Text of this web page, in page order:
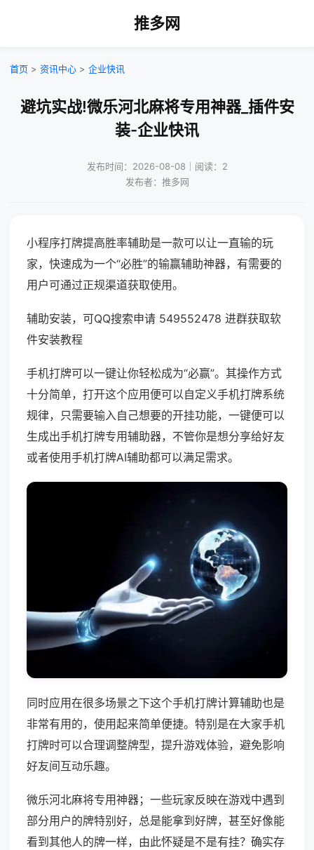
推多网
首页 > 资讯中心 > 企业快讯
避坑实战!微乐河北麻将专用神器_插件安
装-企业快讯
发布时间：2026-08-08｜阅读：2
发布者：推多网
小程序打牌提高胜率辅助是一款可以让一直输的玩
家，快速成为一个“必胜”的输赢辅助神器，有需要的
用户可通过正规渠道获取使用。
辅助安装，可QQ搜索申请 549552478 进群获取软
件安装教程
手机打牌可以一键让你轻松成为“必赢”。其操作方式
十分简单，打开这个应用便可以自定义手机打牌系统
规律，只需要输入自己想要的开挂功能，一键便可以
生成出手机打牌专用辅助器，不管你是想分享给好友
或者使用手机打牌AI辅助都可以满足需求。
同时应用在很多场景之下这个手机打牌计算辅助也是
非常有用的，使用起来简单便捷。特别是在大家手机
打牌时可以合理调整牌型，提升游戏体验，避免影响
好友间互动乐趣。
微乐河北麻将专用神器；一些玩家反映在游戏中遇到
部分用户的牌特别好，总是能拿到好牌，甚至好像能
看到其他人的牌一样，由此怀疑是不是有挂？确实存